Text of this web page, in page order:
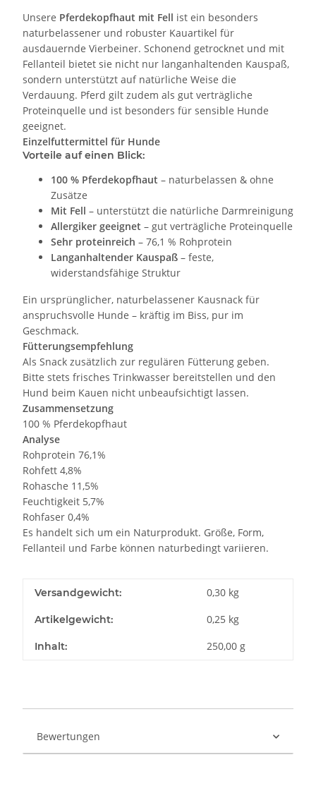
Unsere Pferdekopfhaut mit Fell ist ein besonders
naturbelassener und robuster Kauartikel für
ausdauernde Vierbeiner. Schonend getrocknet und mit
Fellanteil bietet sie nicht nur langanhaltenden Kauspaß,
sondern unterstützt auf natürliche Weise die
Verdauung. Pferd gilt zudem als gut verträgliche
Proteinquelle und ist besonders für sensible Hunde
geeignet.
Einzelfuttermittel für Hunde
Vorteile auf einen Blick:
100 % Pferdekopfhaut – naturbelassen & ohne
Zusätze
Mit Fell – unterstützt die natürliche Darmreinigung
Allergiker geeignet – gut verträgliche Proteinquelle
Sehr proteinreich – 76,1 % Rohprotein
Langanhaltender Kauspaß – feste,
widerstandsfähige Struktur
Ein ursprünglicher, naturbelassener Kausnack für
anspruchsvolle Hunde – kräftig im Biss, pur im
Geschmack.
Fütterungsempfehlung
Als Snack zusätzlich zur regulären Fütterung geben.
Bitte stets frisches Trinkwasser bereitstellen und den
Hund beim Kauen nicht unbeaufsichtigt lassen.
Zusammensetzung
100 % Pferdekopfhaut
Analyse
Rohprotein 76,1%
Rohfett 4,8%
Rohasche 11,5%
Feuchtigkeit 5,7%
Rohfaser 0,4%
Es handelt sich um ein Naturprodukt. Größe, Form,
Fellanteil und Farbe können naturbedingt variieren.
Versandgewicht: 0,30 kg
Artikelgewicht: 0,25 kg
Inhalt: 250,00 g
Bewertungen